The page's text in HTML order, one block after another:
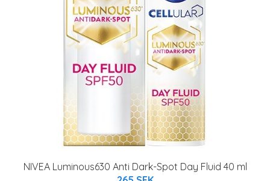
NIVEA Luminous630 Anti Dark-Spot Day Fluid 40 ml